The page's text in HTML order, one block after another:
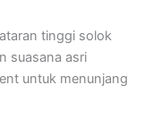
tinggi solok
suasana asri
untuk menunjang